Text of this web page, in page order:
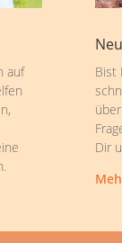
auf
Bist
Dir